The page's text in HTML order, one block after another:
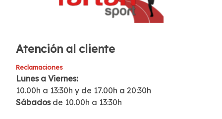
Atención al cliente
Reclamaciones
Lunes a Viernes:
10.00h a 13:30h y de 17.00h a 20:30h
Sábados de 10.00h a 13:30h